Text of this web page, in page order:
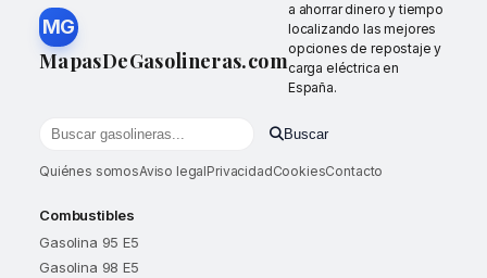
MG
MapasDeGasolineras.com
a ahorrar dinero y tiempo
localizando las mejores
opciones de repostaje y
carga eléctrica en
España.
Buscar gasolineras por localidad o provincia
Buscar
Quiénes somosAviso legalPrivacidadCookiesContacto
Combustibles
Gasolina 95 E5
Gasolina 98 E5